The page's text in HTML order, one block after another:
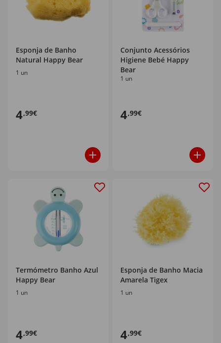
Esponja de Banho
Natural Happy Bear
1 un
4,99€
Conjunto Acessórios
Higiene Bebé Happy
Bear
1 un
4,99€
Termómetro Banho Azul
Happy Bear
1 un
4,99€
Esponja de Banho Macia
Amarela Tigex
1 un
4,99€